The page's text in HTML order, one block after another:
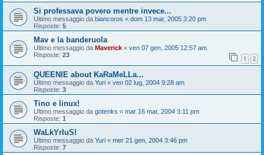
Si professava povero mentre invece...
Ultimo messaggio da biancoros « dom 13 mar, 2005 3:20 pm
Risposte: 5
Mav e la banderuola
Ultimo messaggio da Maverick « ven 07 gen, 2005 12:57 am
Risposte: 23 1 2
QUEENIE about KaRaMeLLa...
Ultimo messaggio da Yuri « ven 02 lug, 2004 9:28 am
Risposte: 3
Tino e linux!
Ultimo messaggio da gotenks « mar 16 mar, 2004 3:11 pm
Risposte: 1
WaLkYrIuS!
Ultimo messaggio da Yuri « mer 21 gen, 2004 3:46 pm
Risposte: 7